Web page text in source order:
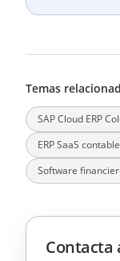
Temas
SAP Cloud ERP
ERP SaaS contable
Software
Contacta